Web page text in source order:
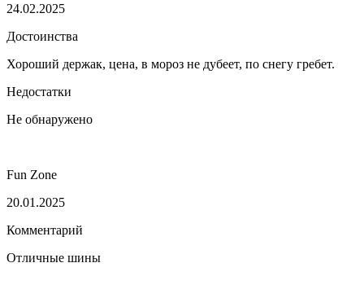
24.02.2025
Достоинства
Хороший держак, цена, в мороз не дубеет, по снегу гребет.
Недостатки
Не обнаружено
Fun Zone
20.01.2025
Комментарий
Отличные шины